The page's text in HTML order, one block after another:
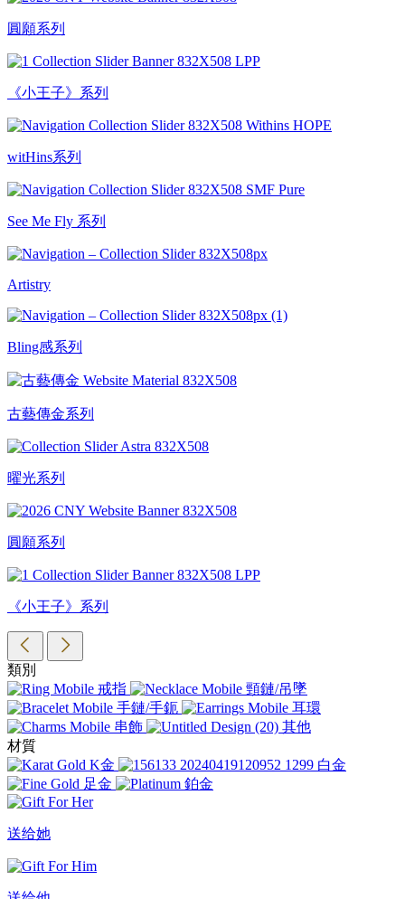
圓願系列
《小王子》系列
witHins系列
See Me Fly 系列
Artistry
Bling感系列
古藝傳金系列
曜光系列
圓願系列
《小王子》系列
類別
戒指
頸鏈/吊墜
手鏈/手鈪
耳環
串飾
其他
材質
K金
白金
足金
鉑金
送给她